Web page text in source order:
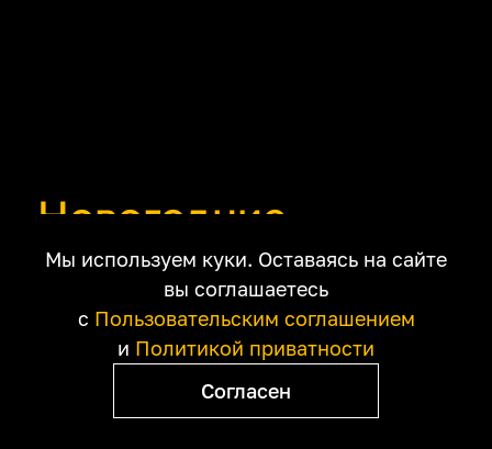
Новогодние
фильмы
Небанальные
рождественские
сюжеты
Мы используем куки. Оставаясь на сайте
вы соглашаетесь
с Пользовательским соглашением
и Политикой приватности
Согласен